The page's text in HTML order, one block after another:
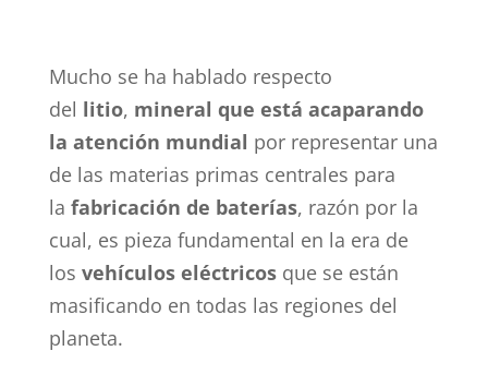
Mucho se ha hablado respecto
del litio, mineral que está acaparando
la atención mundial por representar una
de las materias primas centrales para
la fabricación de baterías, razón por la
cual, es pieza fundamental en la era de
los vehículos eléctricosque se están
masificando en todas las regiones del
planeta.